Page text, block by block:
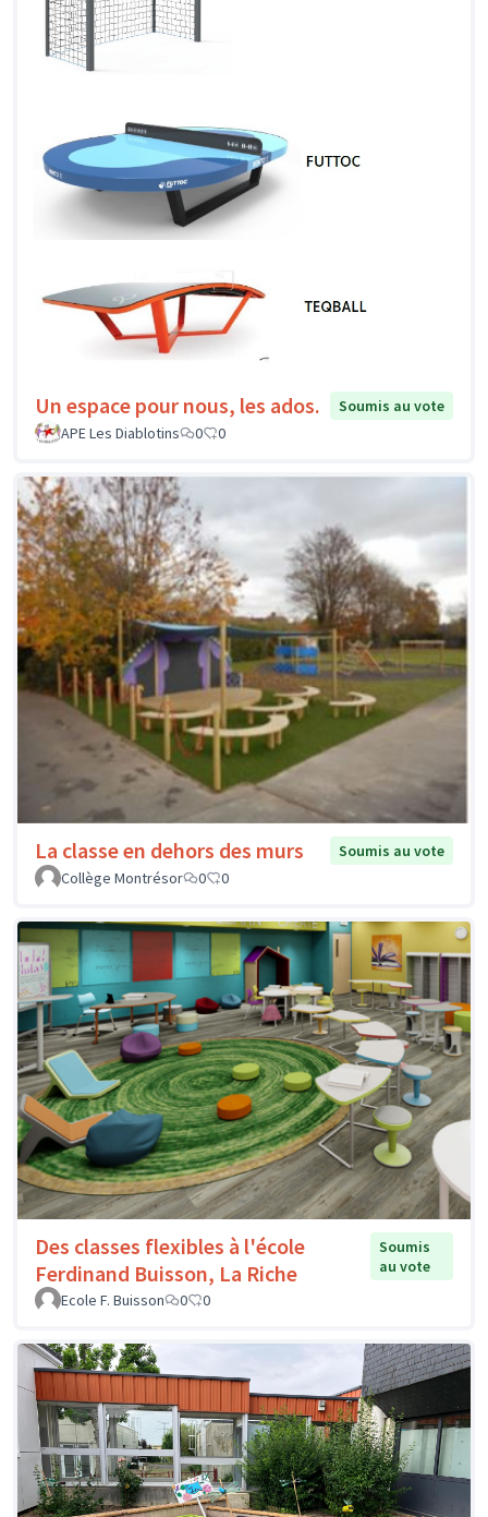
Un espace pour nous, les ados.
Soumis au vote
APE Les Diablotins
0 0
La classe en dehors des murs
Soumis au vote
Collège Montrésor
0 0
Des classes flexibles à l'école
Ferdinand Buisson, La Riche
Soumis
au vote
Ecole F. Buisson
0 0